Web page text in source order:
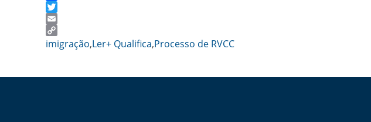
Facebook
Twitter
Email
Copy
Link
imigração,Ler+ Qualifica,Processo de RVCC